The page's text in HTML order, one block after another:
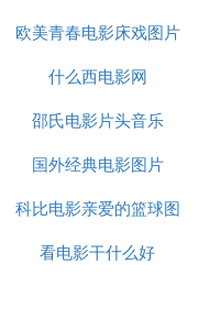
欧美青春电影床戏图片
什么西电影网
邵氏电影片头音乐
国外经典电影图片
科比电影亲爱的篮球图
片
看电影干什么好